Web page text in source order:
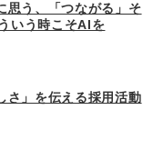
う、「つながる」そ
いう時こそAIを
さ」を伝える採用活動